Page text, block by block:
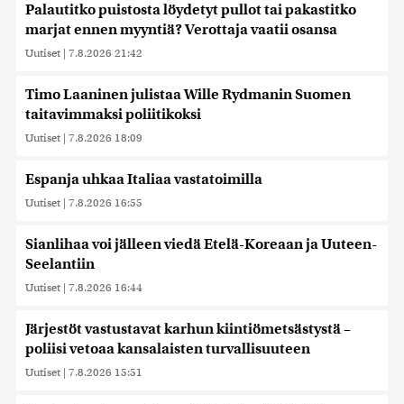
Palautitko puistosta löydetyt pullot tai pakastitko
marjat ennen myyntiä? Verottaja vaatii osansa
Uutiset | 7.8.2026 21:42
Timo Laaninen julistaa Wille Rydmanin Suomen
taitavimmaksi poliitikoksi
Uutiset | 7.8.2026 18:09
Espanja uhkaa Italiaa vastatoimilla
Uutiset | 7.8.2026 16:55
Sianlihaa voi jälleen viedä Etelä-Koreaan ja Uuteen-
Seelantiin
Uutiset | 7.8.2026 16:44
Järjestöt vastustavat karhun kiintiömetsästystä –
poliisi vetoaa kansalaisten turvallisuuteen
Uutiset | 7.8.2026 15:51